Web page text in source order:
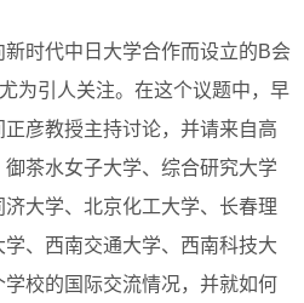
时代中日大学合作而设立的B会
为引人关注。在这个议题中，早
彦教授主持讨论，并请来自高
茶水女子大学、综合研究大学
大学、北京化工大学、长春理
、西南交通大学、西南科技大
校的国际交流情况，并就如何